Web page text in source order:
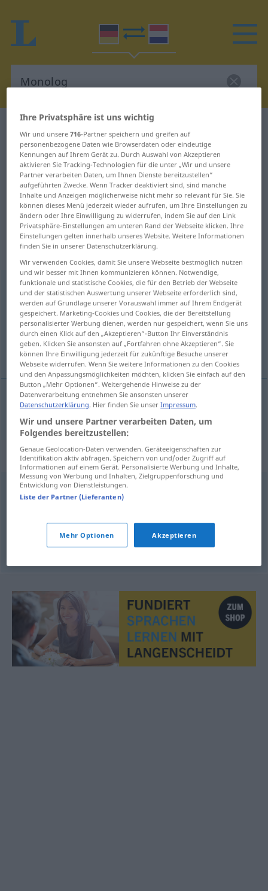
Deutsch-Niederländisch
Übersetzung für "Monolog"
"Monolog" Niederländisch
Übersetzung
: Maskulinum, männlich
Monolog [-ˈloːk]m <-(e)s;-e>
Übersicht aller Übersetzungen
(Für mehr Details die Übersetzung anklicken/antippen)
monoloog
monoloog Monolog
Synonyme für "Monolog"
Vortrag,Ansprache,Rede
Selbstgespräch
Ihre Privatsphäre ist uns wichtig
Wir und unsere716-Partner speichern und greifen auf
personenbezogene Daten wie Browserdaten oder eindeutige
Kennungen auf Ihrem Gerät zu. Durch Auswahl von Akzeptieren
aktivieren Sie Tracking-Technologien für die unter „Wir und unsere
Partner verarbeiten Daten, um Ihnen Dienste bereitzustellen“
aufgeführten Zwecke. Wenn Tracker deaktiviert sind, sind manche
Inhalte und Anzeigen möglicherweise nicht mehr so relevant für Sie. Sie
können dieses Menü jederzeit wieder aufrufen, um Ihre Einstellungen zu
ändern oder Ihre Einwilligung zu widerrufen, indem Sie auf den Link
Privatsphäre-Einstellungen am unteren Rand der Webseite klicken. Ihre
Einstellungen gelten innerhalb unseres Website. Weitere Informationen
finden Sie in unserer Datenschutzerklärung.
Wir verwenden Cookies, damit Sie unsere Webseite bestmöglich nutzen
und wir besser mit Ihnen kommunizieren können. Notwendige,
funktionale und statistische Cookies, die für den Betrieb der Webseite
und der statistischen Auswertung unserer Webseite erforderlich sind,
werden auf Grundlage unserer Vorauswahl immer auf Ihrem Endgerät
gespeichert. Marketing-Cookies und Cookies, die der Bereitstellung
personalisierter Werbung dienen, werden nur gespeichert, wenn Sie uns
durch einen Klick auf den „Akzeptieren“-Button Ihr Einverständnis
geben. Klicken Sie ansonsten auf „Fortfahren ohne Akzeptieren“. Sie
können Ihre Einwilligung jederzeit für zukünftige Besuche unserer
Webseite widerrufen. Wenn Sie weitere Informationen zu den Cookies
und den Anpassungsmöglichkeiten möchten, klicken Sie einfach auf den
Button „Mehr Optionen“. Weitergehende Hinweise zu der
Datenverarbeitung entnehmen Sie ansonsten unserer
Datenschutzerklärung. Hier finden Sie unserImpressum.
Wir und unsere Partner verarbeiten Daten, um
Folgendes bereitzustellen:
Genaue Geolocation-Daten verwenden. Geräteeigenschaften zur
Identifikation aktiv abfragen. Speichern von und/oder Zugriff auf
Informationen auf einem Gerät. Personalisierte Werbung und Inhalte,
Messung von Werbung und Inhalten, Zielgruppenforschung und
Entwicklung von Dienstleistungen.
Liste der Partner (Lieferanten)
Mehr Optionen Akzeptieren